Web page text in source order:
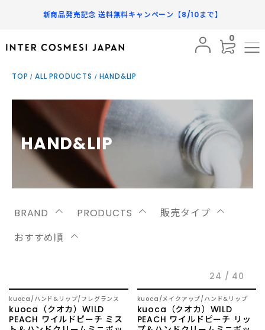
新商品発売記念 送料無料キャンペーン【8/10まで】
0
BRAND
SUBSCRIPTION
INFORMATION
TOP ALL PRODUCTS HAND&LIP
HAND&LIP
BRAND PRODUCTS
販売タイプ
おすすめ順
24 / 40
SOLD OUT
kuoca ハンド&リップ フレグランス
kuoca（クオカ）WILD
PEACH ワイルドピーチ ミス
kuoca メイクアップ ハンド&リップ
kuoca（クオカ）WILD
PEACH ワイルドピーチ リッ